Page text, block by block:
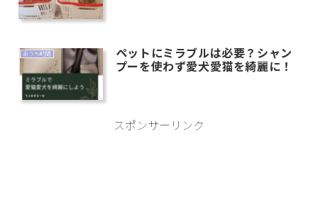
おうち時間 ペットにミラブルは必要？シャン
プーを使わず愛犬愛猫を綺麗に！
スポンサーリンク